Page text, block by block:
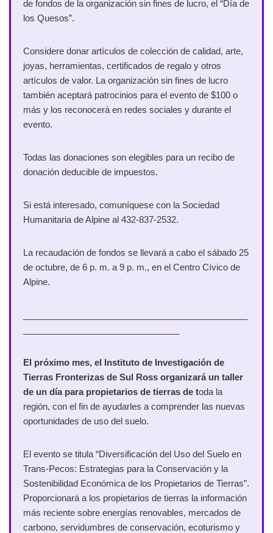
de fondos de la organización sin fines de lucro, el “Día de
los Quesos”.
Considere donar artículos de colección de calidad, arte,
joyas, herramientas, certificados de regalo y otros
artículos de valor. La organización sin fines de lucro
también aceptará patrocinios para el evento de $100 o
más y los reconocerá en redes sociales y durante el
evento.
Todas las donaciones son elegibles para un recibo de
donación deducible de impuestos.
Si está interesado, comuníquese con la Sociedad
Humanitaria de Alpine al 432-837-2532.
La recaudación de fondos se llevará a cabo el sábado 25
de octubre, de 6 p. m. a 9 p. m., en el Centro Cívico de
Alpine.
El próximo mes, el Instituto de Investigación de
Tierras Fronterizas de Sul Ross organizará un taller
de un día para propietarios de tierras de toda la
región, con el fin de ayudarles a comprender las nuevas
oportunidades de uso del suelo.
El evento se titula “Diversificación del Uso del Suelo en
Trans-Pecos: Estrategias para la Conservación y la
Sostenibilidad Económica de los Propietarios de Tierras”.
Proporcionará a los propietarios de tierras la información
más reciente sobre energías renovables, mercados de
carbono, servidumbres de conservación, ecoturismo y